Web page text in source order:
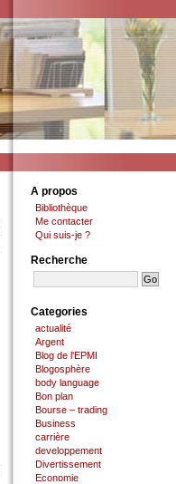
A propos
Bibliothèque
Me contacter
Qui suis-je ?
Recherche
Categories
actualité
Argent
Blog de l'EPMI
Blogosphère
body language
Bon plan
Bourse – trading
Business
carrière
developpement
Divertissement
Economie